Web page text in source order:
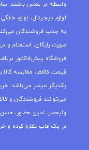
واسطه در تماس باشند.
لوازم دیجیتال، لوازم
به جذب فروشندگان
صورت رایگان، استعلام و
فروشگاه پیش‌فاکتور
قیمت کالاها، مقایسه
یکدیگر میسر می‌باشد.
می‌توانند فروشندگان و
ولیعصر، امین حضور، حسن
در یک قاب نظاره کرده و